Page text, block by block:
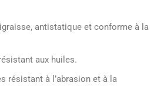
antistatique et conforme à la
aux huiles.
résistant à l’abrasion et à la